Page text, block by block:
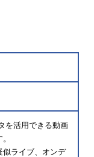
を活用できる動画
似ライブ、オンデ